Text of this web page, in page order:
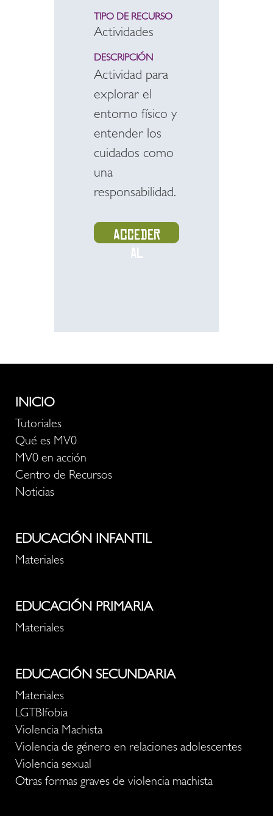
TIPO DE RECURSO
Actividades
DESCRIPCIÓN
Actividad para
explorar el
entorno físico y
entender los
cuidados como
una
responsabilidad.
Acceder
al
INICIO
Tutoriales
Qué es MV0
MV0 en acción
Centro de Recursos
Noticias
EDUCACIÓN INFANTIL
Materiales
EDUCACIÓN PRIMARIA
Materiales
EDUCACIÓN SECUNDARIA
Materiales
LGTBIfobia
Violencia Machista
Violencia de género en relaciones adolescentes
Violencia sexual
Otras formas graves de violencia machista